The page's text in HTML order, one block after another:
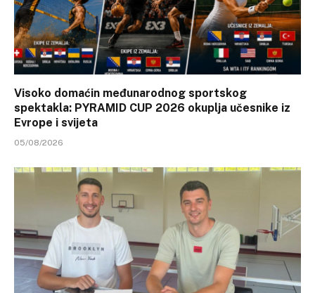
Visoko domaćin međunarodnog sportskog
spektakla: PYRAMID CUP 2026 okuplja učesnike iz
Evrope i svijeta
05/08/2026